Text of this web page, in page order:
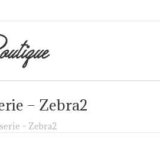
– Zebra2
– Zebra2